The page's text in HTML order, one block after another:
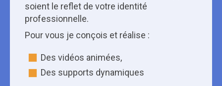
soient le reflet de votre identité
professionnelle.
Pour vous je conçois et réalise :
Des vidéos animées,
Des supports dynamiques